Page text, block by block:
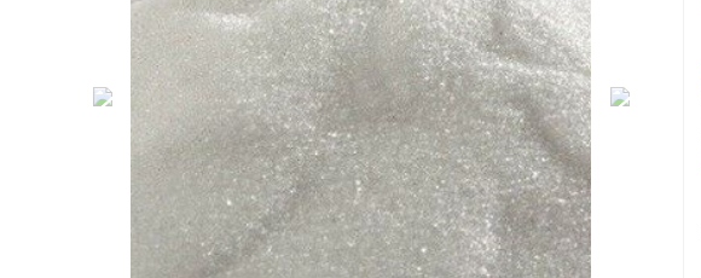
Previous Next